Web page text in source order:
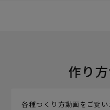
作り
各種つくり方動画をご覧